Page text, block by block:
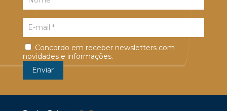
Concordo em receber newsletters com
novidades e informações.